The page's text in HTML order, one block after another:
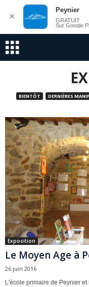
BIENTÔT DERNIÈRES
Exposition
Le Moyen Age à
26 juin 2016
L'école primaire de Peynier
✕
Peynier
GRATUIT
Sur Google